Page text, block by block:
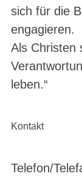
sich für die
engagieren.
Als Christen
leben.“
Kontakt
Telefon/